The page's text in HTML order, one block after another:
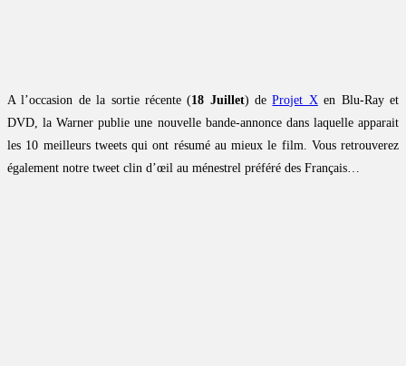
A l’occasion de la sortie récente (18 Juillet) deProjet Xen Blu-Ray et
DVD, la Warner publie une nouvelle bande-annonce dans laquelle apparait
les 10 meilleurs tweets qui ont résumé au mieux le film. Vous retrouverez
également notre tweet clin d’œil au ménestrel préféré des Français…